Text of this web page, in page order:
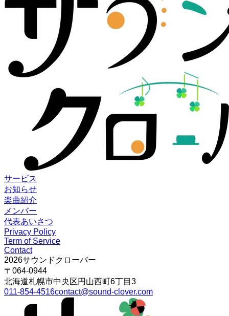
サービス
お知らせ
楽曲紹介
メンバー
代表あいさつ
Privacy Policy
Term of Service
Contact
2026サウンドクローバー
〒064-0944
北海道札幌市中央区円山西町6丁目3
011-854-4516contact@sound-clover.com